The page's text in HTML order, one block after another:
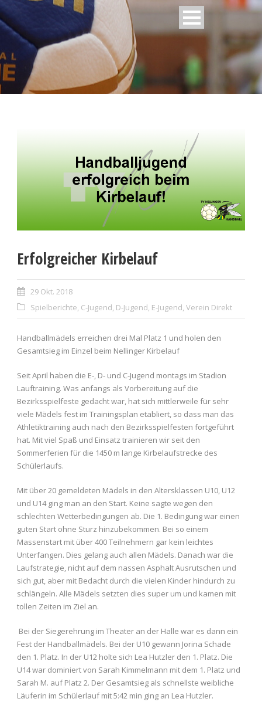
Erfolgreicher Kirbelauf
29 Okt. 2018
Spielberichte, C-Jugend, D-Jugend, E-Jugend, Verein Direkt
Handballmädels erreichen drei Mal Platz 1 und holen den
Gesamtsieg im Einzel beim Nellinger Kirbelauf
Seit April haben die E-, D- und C-Jugend montags im Stadion
Lauftraining. Was anfangs als Vorbereitung auf die
Bezirksspielfeste gedacht war, hat sich mittlerweile für sehr
viele Mädels fest im Trainingsplan etabliert, so dass man das
Athletiktraining auch nach den Bezirksspielfesten fortgeführt
hat. Mit viel Spaß und Einsatz trainieren wir seit den
Sommerferien für die 1450 m lange Kirbelaufstrecke des
Schülerlaufs.
Mit über 20 gemeldeten Mädels in den Altersklassen U10, U12
und U14 ging man an den Start. Keine sagte wegen den
schlechten Wetterbedingungen ab. Die 1. Bedingung war einen
guten Start ohne Sturz hinzubekommen. Bei so einem
Massenstart mit über 400 Teilnehmern gar kein leichtes
Unterfangen. Dies gelang auch allen Mädels. Danach war die
Laufstrategie, nicht auf dem nassen Asphalt Ausrutschen und
sich gut, aber mit Bedacht durch die vielen Kinder hindurch zu
schlängeln. Alle Mädels setzten dies super um und kamen mit
tollen Zeiten im Ziel an.
Bei der Siegerehrung im Theater an der Halle war es dann ein
Fest der Handballmädels. Bei der U10 gewann Jorina Schade
den 1. Platz. In der U12 holte sich Lea Hutzler den 1. Platz. Die
U14 war dominiert von Sarah Kimmelmann mit dem 1. Platz und
Sarah M. auf Platz 2. Der Gesamtsieg als schnellste weibliche
Läuferin im Schülerlauf mit 5:42 min ging an Lea Hutzler.